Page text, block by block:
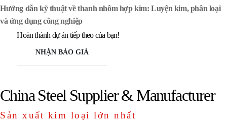
Hướng dẫn kỹ thuật về thanh nhôm hợp kim: Luyện kim, phân loại
và ứng dụng công nghiệp
Hoàn thành dự án tiếp theo của bạn!
NHẬN BÁO GIÁ
China Steel Supplier & Manufacturer
Sản xuất kim loại lớn nhất